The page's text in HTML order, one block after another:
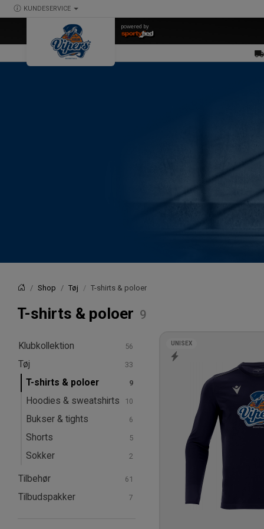
KUNDESERVICE
powered by
ForsideShop Tøj T-shirts & poloer
T-shirts & poloer
Klubkollektion
Tøj
T-shirts & poloer
Hoodies & sweatshirts
Bukser & tights
Shorts
Sokker
Tilbehør
Bolde
Tilbudspakker
UNISEX